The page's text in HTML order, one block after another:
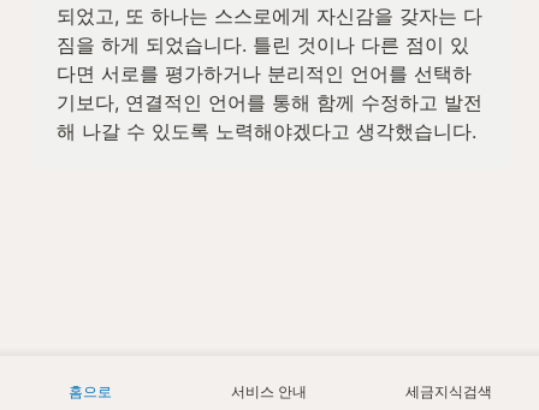
되었고, 또 하나는 스스로에게 자신감을 갖자는 다
짐을 하게 되었습니다. 틀린 것이나 다른 점이 있
다면 서로를 평가하거나 분리적인 언어를 선택하
기보다, 연결적인 언어를 통해 함께 수정하고 발전
해 나갈 수 있도록 노력해야겠다고 생각했습니다.
홈으로 서비스 안내 세금지식검색